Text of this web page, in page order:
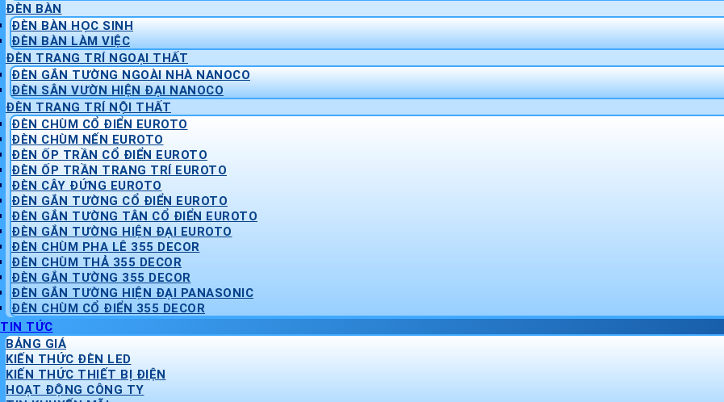
ĐÈN BÀN
ĐÈN BÀN HỌC SINH
ĐÈN BÀN LÀM VIỆC
ĐÈN TRANG TRÍ NGOẠI THẤT
ĐÈN GẮN TƯỜNG NGOÀI NHÀ NANOCO
ĐÈN SÂN VƯỜN HIỆN ĐẠI NANOCO
ĐÈN TRANG TRÍ NỘI THẤT
ĐÈN CHÙM CỔ ĐIỂN EUROTO
ĐÈN CHÙM NẾN EUROTO
ĐÈN ỐP TRẦN CỔ ĐIỂN EUROTO
ĐÈN ỐP TRẦN TRANG TRÍ EUROTO
ĐÈN CÂY ĐỨNG EUROTO
ĐÈN GẮN TƯỜNG CỔ ĐIỂN EUROTO
ĐÈN GẮN TƯỜNG TÂN CỔ ĐIỂN EUROTO
ĐÈN GẮN TƯỜNG HIỆN ĐẠI EUROTO
ĐÈN CHÙM PHA LÊ 355 DECOR
ĐÈN CHÙM THẢ 355 DECOR
ĐÈN GẮN TƯỜNG 355 DECOR
ĐÈN GẮN TƯỜNG HIỆN ĐẠI PANASONIC
ĐÈN CHÙM CỔ ĐIỂN 355 DECOR
TIN TỨC
BẢNG GIÁ
KIẾN THỨC ĐÈN LED
KIẾN THỨC THIẾT BỊ ĐIỆN
HOẠT ĐỘNG CÔNG TY